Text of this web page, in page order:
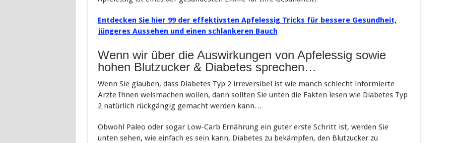
Entdecken Sie hier 99 der effektivsten Apfelessig Tricks für bessere Gesundheit,
jüngeres Aussehen und einen schlankeren Bauch
Wenn wir über die Auswirkungen von Apfelessig sowie
hohen Blutzucker & Diabetes sprechen…
Wenn Sie glauben, dass Diabetes Typ 2 irreversibel ist wie manch schlecht informierte
Ärzte Ihnen weismachen wollen, dann sollten Sie unten die Fakten lesen wie Diabetes Typ
2 natürlich rückgängig gemacht werden kann…
Obwohl Paleo oder sogar Low-Carb Ernährung ein guter erste Schritt ist, werden Sie
unten sehen, wie einfach es sein kann, Diabetes zu bekämpfen, den Blutzucker zu